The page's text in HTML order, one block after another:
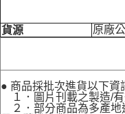
貨源 原廠
● 商品採批次進貨以下資
１．圖片刊載之製造/有
２．部分商品為多產地